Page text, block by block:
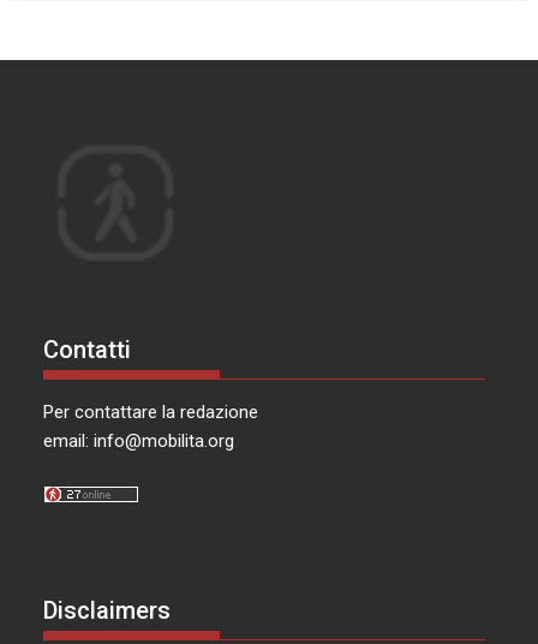
Contatti
Per contattare la redazione
email:info@mobilita.org
Disclaimers